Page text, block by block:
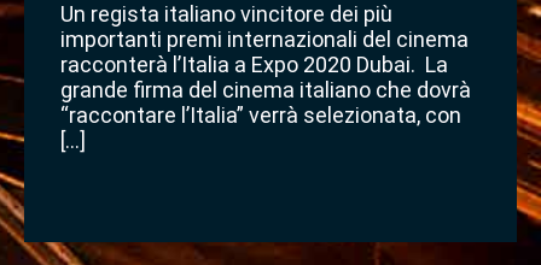
Un regista italiano vincitore dei più
importanti premi internazionali del cinema
racconterà l’Italia a Expo 2020 Dubai. La
grande firma del cinema italiano che dovrà
“raccontare l’Italia” verrà selezionata, con
[…]